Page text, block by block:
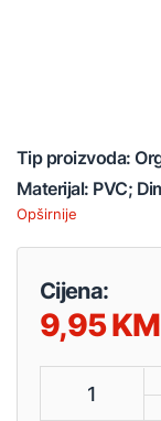
Tip proizvoda:
Materijal: PVC;
Opširnije
Cijena:
9,95
1